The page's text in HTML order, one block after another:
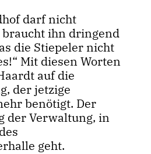
darf nicht
braucht ihn dringend
die Stiepeler nicht
Mit diesen Worten
auf die
der jetzige
benötigt. Der
der Verwaltung, in
geht.